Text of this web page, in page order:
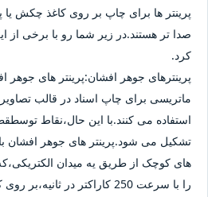
پرینتر ها برای چاپ بر روی کاغذ چکش یا
صدا تر هستند.در زیر شما رو با برخی از
کرد.
پرینترهای جوهر افشان:پرینتر های جوهر
ماتریسی برای چاپ اسناد در قالب تصاویر
استفاده می کنند.با این حال،نقاط
تشکیل می شود.پرینتر های جوهر افشان
های کوچک از طریق یه میدان
را با سرعت 250 کاراکتر در